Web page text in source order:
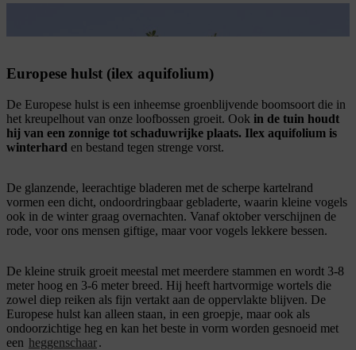
Europese hulst (ilex aquifolium)
De Europese hulst is een inheemse groenblijvende boomsoort die in
het kreupelhout van onze loofbossen groeit. Ook in de tuin houdt
hij van een zonnige tot schaduwrijke plaats. Ilex aquifolium is
winterhard en bestand tegen strenge vorst.
De glanzende, leerachtige bladeren met de scherpe kartelrand
vormen een dicht, ondoordringbaar gebladerte, waarin kleine vogels
ook in de winter graag overnachten. Vanaf oktober verschijnen de
rode, voor ons mensen giftige, maar voor vogels lekkere bessen.
De kleine struik groeit meestal met meerdere stammen en wordt 3-8
meter hoog en 3-6 meter breed. Hij heeft hartvormige wortels die
zowel diep reiken als fijn vertakt aan de oppervlakte blijven. De
Europese hulst kan alleen staan, in een groepje, maar ook als
ondoorzichtige heg en kan het beste in vorm worden gesnoeid met
een heggenschaar.